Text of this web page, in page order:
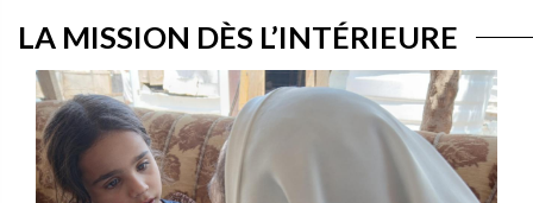
LA MISSION DÈS L’INTÉRIEURE